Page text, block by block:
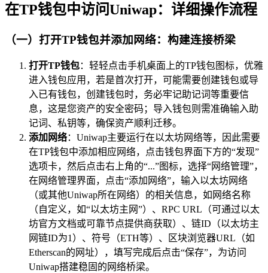
在TP钱包中访问Uniwap：详细操作流程
（一）打开TP钱包并添加网络：构建连接桥梁
打开TP钱包：轻轻点击手机桌面上的TP钱包图标，优雅
进入钱包应用，若是首次打开，可能需要创建钱包或导
入已有钱包，创建钱包时，务必牢记助记词等重要信
息，这是您资产的安全密码；导入钱包则需准确输入助
记词、私钥等，确保资产顺利迁移。
添加网络：Uniwap主要运行在以太坊网络等，因此需要
在TP钱包中添加相应网络，点击钱包界面下方的“发现”
选项卡，然后点击右上角的“...”图标，选择“网络管理”，
在网络管理界面，点击“添加网络”，输入以太坊网络
（或其他Uniwap所在网络）的相关信息，如网络名称
（自定义，如“以太坊主网”）、RPC URL（可通过以太
坊官方文档或可靠节点提供商获取）、链ID（以太坊主
网链ID为1）、符号（ETH等）、区块浏览器URL（如
Etherscan的网址），填写完成后点击“保存”，为访问
Uniwap搭建稳固的网络桥梁。